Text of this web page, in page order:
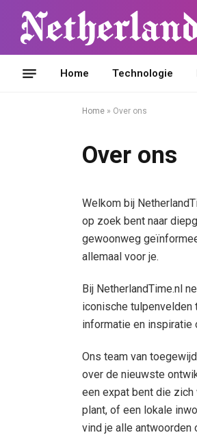
Home Technologie
Home » Over ons
Over ons
Welkom bij
op zoek bent naar
gewoonweg
allemaal voor je.
Bij NetherlandTime.nl
iconische tulpenvelden
informatie en inspiratie
Ons team van
over de nieuwste
een expat bent die
plant, of een lokale
vind je alle antwoorden